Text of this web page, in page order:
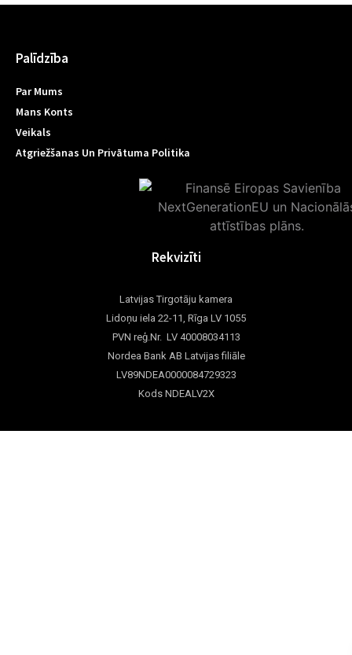
Palīdzība
Par Mums
Mans Konts
Veikals
Atgriežšanas Un Privātuma Politika
Rekvizīti
Latvijas Tirgotāju kamera
Lidoņu iela 22-11, Rīga LV 1055
PVN reģ.Nr. LV 40008034113
Nordea Bank AB Latvijas filiāle
LV89NDEA0000084729323
Kods NDEALV2X